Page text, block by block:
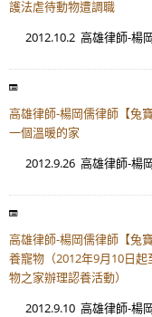
護法虐待動物遭調職
2012.10.2 高雄律師-楊
高雄律師-楊岡儒律師【兔
一個溫暖的家
2012.9.26 高雄律師-楊
高雄律師-楊岡儒律師【兔
養寵物（2012年9月10日
物之家辦理認養活動）
2012.9.10 高雄律師-楊